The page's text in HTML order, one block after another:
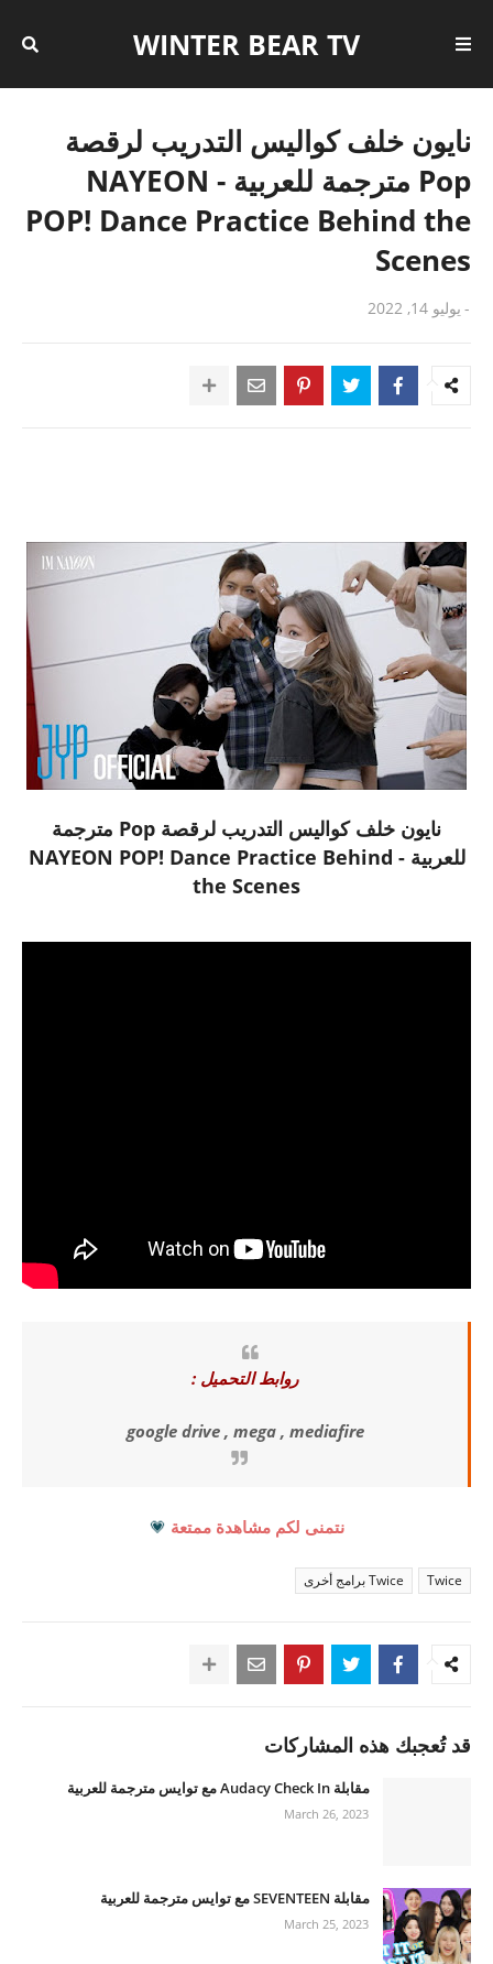
WINTER BEAR TV
نايون خلف كواليس التدريب لرقصة
Pop مترجمة للعربية - NAYEON
POP! Dance Practice Behind the
Scenes
- يوليو 14, 2022
نايون خلف كواليس التدريب لرقصة Pop مترجمة
للعربية - NAYEON POP! Dance Practice Behind
the Scenes
روابط التحميل :
google drive , mega , mediafire
نتمنى لكم مشاهدة ممتعة 💗
Twice Twice برامج أخرى
قد تُعجبك هذه المشاركات
مقابلة Audacy Check In مع توايس مترجمة للعربية
March 26, 2023
مقابلة SEVENTEEN مع توايس مترجمة للعربية
March 25, 2023